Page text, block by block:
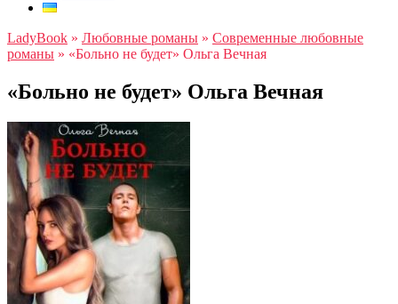
LadyBook » Любовные романы » Современные любовные
романы » «Больно не будет» Ольга Вечная
«Больно не будет» Ольга Вечная